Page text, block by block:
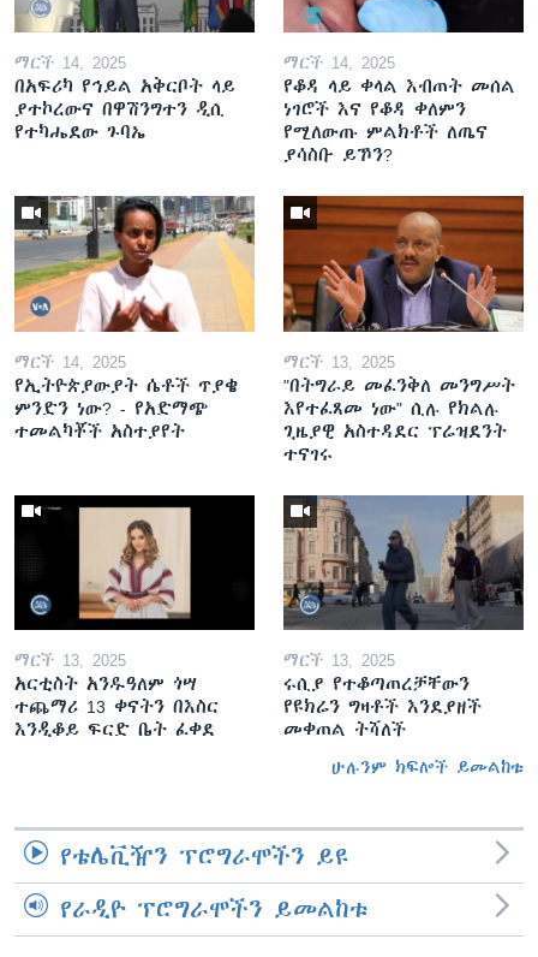
ማርች 14, 2025
በአፍሪካ የኅይል አቅርቦት ላይ
ያተኮረውና በዋሽንግተን ዲሲ
የተካሔደው ጉባኤ
ማርች 14, 2025
የቆዳ ላይ ቀላል እብጠት መሰል
ነገሮች እና የቆዳ ቀለምን
የሚለውጡ ምልክቶች ለጤና
ያሳስቡ ይኾን?
ማርች 14, 2025
የኢትዮጵያውያት ሴቶች ጥያቄ
ምንድን ነው? - የአድማጭ
ተመልካቾች አስተያየት
ማርች 13, 2025
"በትግራይ መፈንቅለ መንግሥት
እየተፈጸመ ነው" ሲሉ የክልሉ
ጊዜያዊ አስተዳደር ፕሬዝደንት
ተናገሩ
ማርች 13, 2025
አርቲስት አንዱዓለም ጎሣ
ተጨማሪ 13 ቀናትን በእስር
እንዲቆይ ፍርድ ቤት ፈቀደ
ማርች 13, 2025
ሩሲያ የተቆጣጠረቻቸውን
የዩክሬን ግዛቶች እንደያዘች
መቀጠል ትሻለች
ሁሉንም ክፍሎች ይመልከቱ
የቴሌቪዥን ፕሮግራሞችን ይዩ
የራዲዮ ፕሮግራሞችን ይመልከቱ